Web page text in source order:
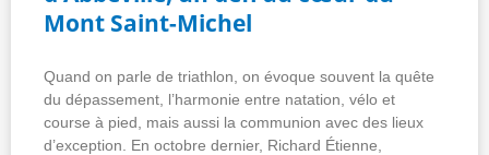
Mont Saint-Michel
Quand on parle de triathlon, on évoque souvent la quête
du dépassement, l’harmonie entre natation, vélo et
course à pied, mais aussi la communion avec des lieux
d’exception. En octobre dernier, Richard Étienne,